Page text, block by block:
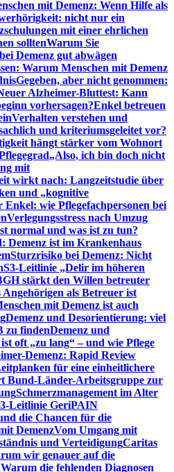
mit Demenz: Wenn Hilfe als
nicht nur ein
mit einer ehrlichen
solltenWarum Sie
Demenz gut abwägen
Warum Menschen mit Demenz
Gegeben, aber nicht genommen:
Alzheimer-Bluttest: Kann
vorhersagen?Enkel betreuen
Verhalten verstehen und
und kriteriumsgeleitet vor?
hängt stärker vom Wohnort
„Also, ich bin doch nicht
mit
wirkt nach: Langzeitstudie über
und „kognitive
wie Pflegefachpersonen bei
Verlegungsstress nach Umzug
normal und was ist zu tun?
Demenz ist im Krankenhaus
Sturzrisiko bei Demenz: Nicht
S3-Leitlinie „Delir im höheren
stärkt den Willen betreuter
als Betreuer ist
mit Demenz ist auch
Demenz und Desorientierung: viel
zu findenDemenz und
oft „zu lang“ – und wie Pflege
Demenz: Rapid Review
für eine einheitlichere
Bund-Länder-Arbeitsgruppe zur
Schmerzmanagement im Alter
Leitlinie GeriPAIN
die Chancen für die
DemenzVom Umgang mit
und VerteidigungCaritas
wir genauer auf die
Warum die fehlenden Diagnosen